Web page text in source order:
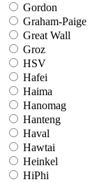
Gordon
Graham-Paige
Great Wall
Groz
HSV
Hafei
Haima
Hanomag
Hanteng
Haval
Hawtai
Heinkel
HiPhi